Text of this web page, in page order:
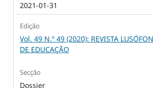
2021-01-31
Edição
Vol. 49 N.º 49 (2020): REVISTA
DE EDUCAÇÃO
Secção
Dossier